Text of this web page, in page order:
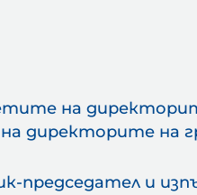
на директорите
директорите на
председател и